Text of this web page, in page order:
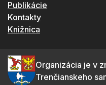
Publikácie
Kontakty
Knižnica
Organizácia je v
Trenčianskeho